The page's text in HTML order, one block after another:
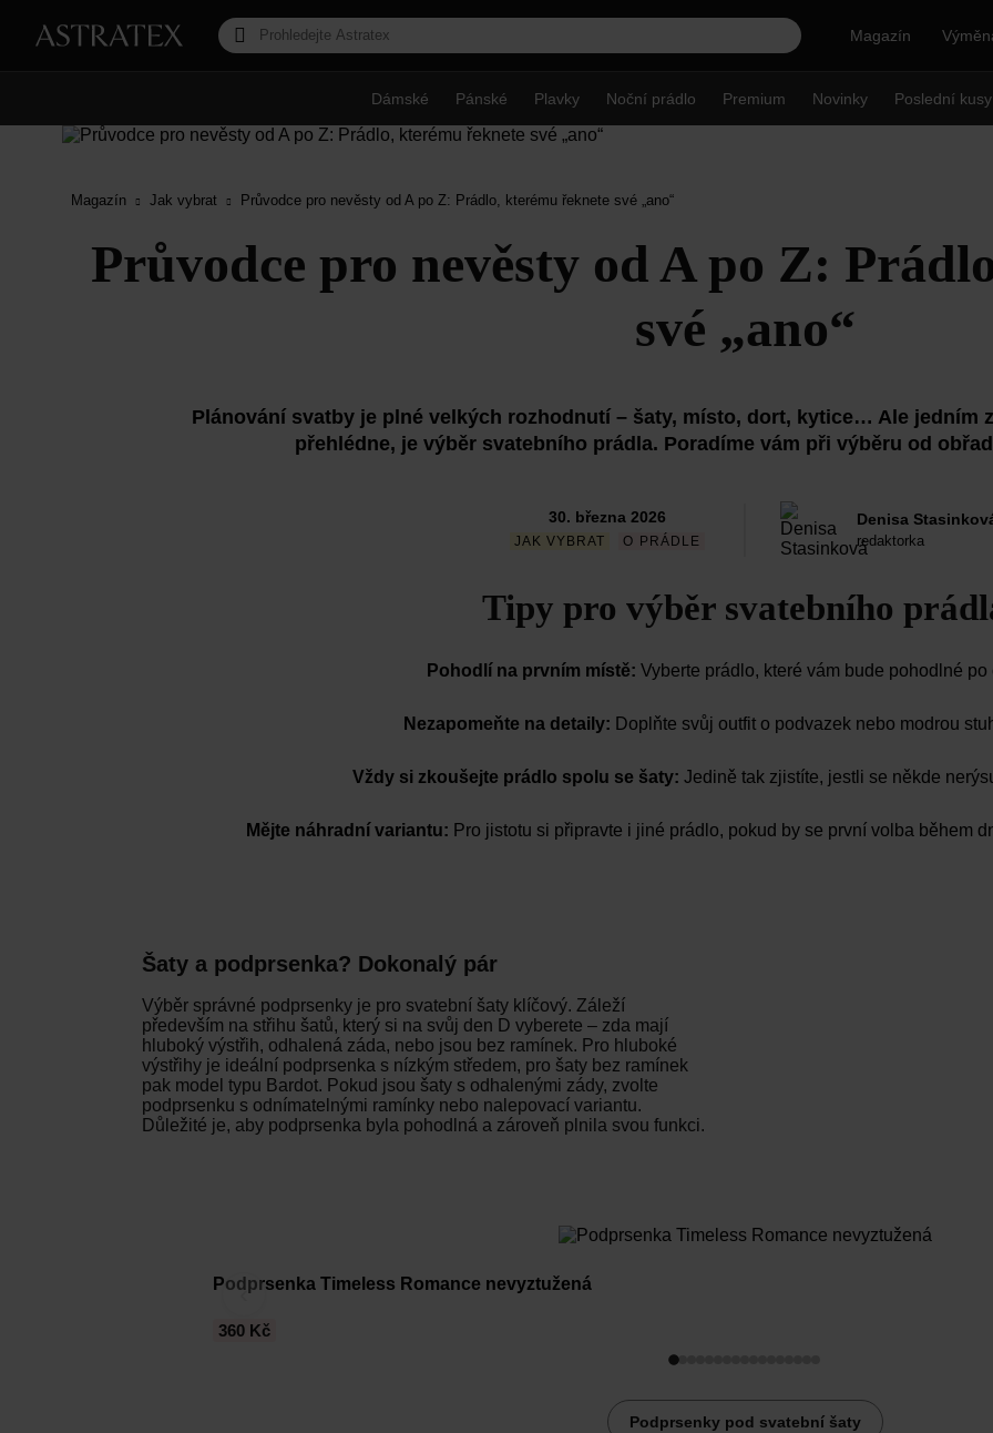
Magazín
Dámské Pánské Plavky Noční prádlo Premium Novinky Poslední kusy
Magazín Jak vybrat Průvodce pro nevěsty od A po Z: Prádlo, kterému řeknete své „ano“
Průvodce pro nevěsty od A po Z:
své „ano“
Plánování svatby je plné velkých rozhodnutí – šaty, místo, dort, kytice… Ale jedním
přehlédne, je výběr svatebního prádla. Poradíme vám při výběru od
30. března 2026
JAK VYBRAT O PRÁDLE
Denisa
redaktorka
Tipy pro výběr svatebního
Pohodlí na prvním místě: Vyberte prádlo, které vám bude pohodlné po
Nezapomeňte na detaily: Doplňte svůj outfit o podvazek nebo modrou
Vždy si zkoušejte prádlo spolu se šaty: Jedině tak zjistíte, jestli se někde
Mějte náhradní variantu: Pro jistotu si připravte i jiné prádlo, pokud by se první volba během
Šaty a podprsenka? Dokonalý pár
Výběr správné podprsenky je pro svatební šaty klíčový. Záleží
především na střihu šatů, který si na svůj den D vyberete – zda mají
hluboký výstřih, odhalená záda, nebo jsou bez ramínek. Pro hluboké
výstřihy je ideální podprsenka s nízkým středem, pro šaty bez ramínek
pak model typu Bardot. Pokud jsou šaty s odhalenými zády, zvolte
podprsenku s odnímatelnými ramínky nebo nalepovací variantu.
Důležité je, aby podprsenka byla pohodlná a zároveň plnila svou funkci.
‹
Podprsenka Timeless Romance nevyztužená
360 Kč
Podprsenky pod svatební šaty